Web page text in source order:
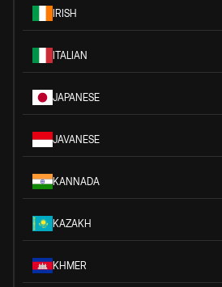
IRISH
ITALIAN
JAPANESE
JAVANESE
KANNADA
KAZAKH
KHMER